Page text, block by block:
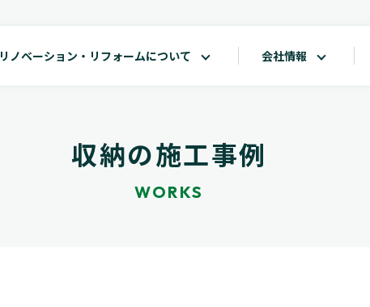
リノベーション・リフォームについて 会社情報
収納の施工事例
WORKS